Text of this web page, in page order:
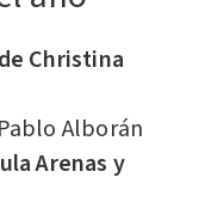
Christina
Alborán
Arenas y